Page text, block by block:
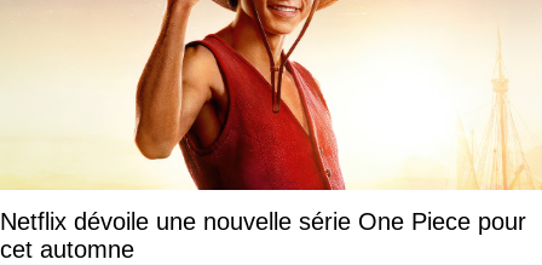
Netflix dévoile une nouvelle série One Piece pour
cet automne